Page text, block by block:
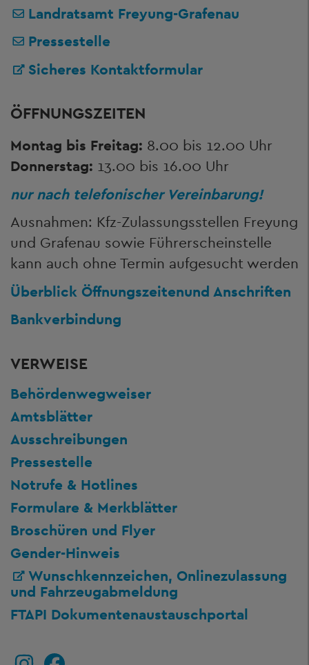
Landratsamt Freyung-Grafenau
Pressestelle
Sicheres Kontaktformular
ÖFFNUNGSZEITEN
Montag bis Freitag: 8.00 bis 12.00 Uhr
Donnerstag: 13.00 bis 16.00 Uhr
nur nach telefonischer Vereinbarung!
Ausnahmen: Kfz-Zulassungsstellen Freyung
und Grafenau sowie Führerscheinstelle
kann auch ohne Termin aufgesucht werden
Überblick Öffnungszeitenund Anschriften
Bankverbindung
VERWEISE
Behördenwegweiser
Amtsblätter
Ausschreibungen
Pressestelle
Notrufe & Hotlines
Formulare & Merkblätter
Broschüren und Flyer
Gender-Hinweis
Wunschkennzeichen, Onlinezulassung
und Fahrzeugabmeldung
FTAPI Dokumentenaustauschportal